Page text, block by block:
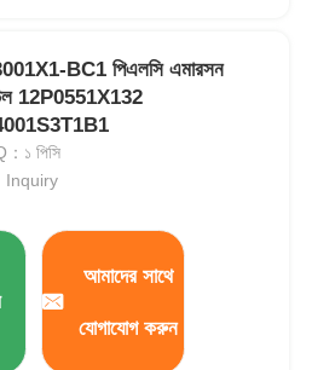
BC1 পিএলসি এমারসন
12P0551X132
১ পিসি
Inquiry
আমাদের সাথে
যোগাযোগ করুন